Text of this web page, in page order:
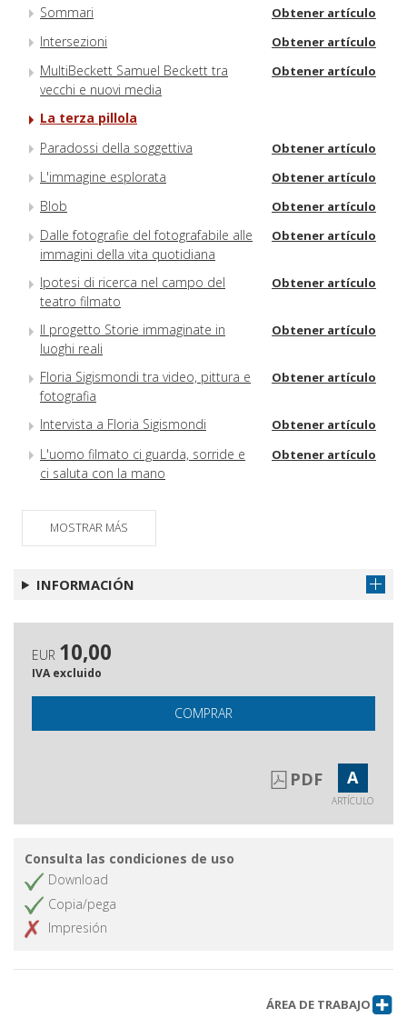
Sommari Obtener artículo
Intersezioni Obtener artículo
MultiBeckett Samuel Beckett tra
vecchi e nuovi media
Obtener artículo
La terza pillola
Paradossi della soggettiva
Obtener artículo
L'immagine esplorata Obtener artículo
Blob Obtener artículo
Dalle fotografie del fotografabile alle
immagini della vita quotidiana
Obtener artículo
Ipotesi di ricerca nel campo del
teatro filmato
Obtener artículo
Il progetto Storie immaginate in
luoghi reali
Obtener artículo
Floria Sigismondi tra video, pittura e
fotografia
Obtener artículo
Intervista a Floria Sigismondi Obtener artículo
L'uomo filmato ci guarda, sorride e
ci saluta con la mano
Obtener artículo
MOSTRAR MÁS
INFORMACIÓN
EUR 10,00
IVA excluido
COMPRAR
PDF A
ARTÍCULO
Consulta las condiciones de uso
Download
Copia/pega
Impresión
ÁREA DE TRABAJO